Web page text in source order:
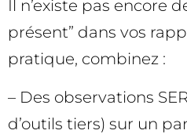
Il n’existe pas encore
présent” dans vos
pratique, combinez :
– Des observations
d’outils tiers) sur un